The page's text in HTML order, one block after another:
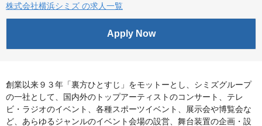
株式会社横浜シミズ の求人一覧
Apply Now
創業以来９３年「裏方ひとすじ」をモットーとし、シミズグループ
の一社として、国内外のトップアーティストのコンサート、テレ
ビ・ラジオのイベント、各種スポーツイベント、展示会や博覧会な
ど、あらゆるジャンルのイベント会場の設営、舞台装置の企画・設